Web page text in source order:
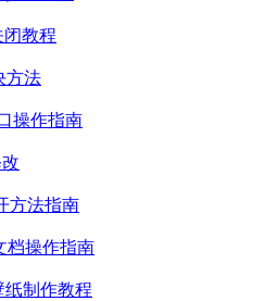
教程
方法
操作指南
方法指南
档操作指南
纸制作教程